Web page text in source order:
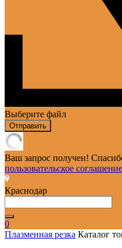
Выберите файл
Отправить
Ваш запрос получен!
пользовательское соглашение
Краснодар
0
Плазменная резка Каталог